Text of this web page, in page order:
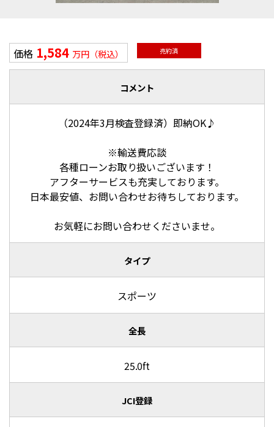
価格 1,584 万円（税込） 売約済
コメント
（2024年3月検査登録済）即納OK♪
※輸送費応談
各種ローンお取り扱いございます！
アフターサービスも充実しております。
日本最安値、お問い合わせお待ちしております。
お気軽にお問い合わせくださいませ。
タイプ
スポーツ
全長
25.0ft
JCI登録